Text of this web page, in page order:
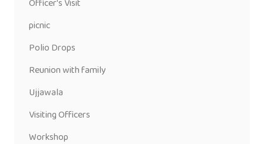
Officer's Visit
picnic
Polio Drops
Reunion with family
Ujjawala
Visiting Officers
Workshop